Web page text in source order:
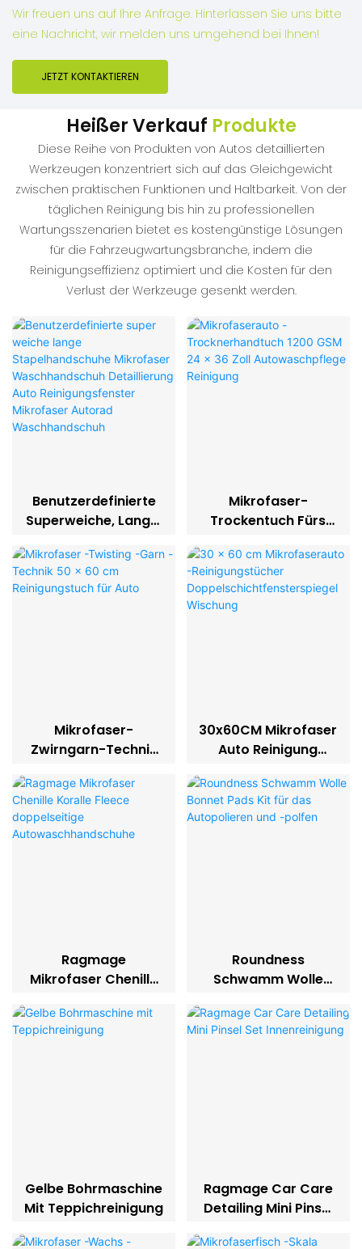
Wir freuen uns auf Ihre Anfrage. Hinterlassen Sie uns bitte
eine Nachricht, wir melden uns umgehend bei Ihnen!
JETZT KONTAKTIEREN
Heißer Verkauf Produkte
Diese Reihe von Produkten von Autos detaillierten
Werkzeugen konzentriert sich auf das Gleichgewicht
zwischen praktischen Funktionen und Haltbarkeit. Von der
täglichen Reinigung bis hin zu professionellen
Wartungsszenarien bietet es kostengünstige Lösungen
für die Fahrzeugwartungsbranche, indem die
Reinigungseffizienz optimiert und die Kosten für den
Verlust der Werkzeuge gesenkt werden.
Benutzerdefinierte
Superweiche, Lange,
Handschuhe,
Mikrofaser-
Waschhandschuh,
Mikrofaser-
Trockentuch Fürs
91 Cm,
Autowaschpflege,
Reinigung
Mikrofaser-
Zwirngarn-Technik
Reinigungstuch Für
Auto
30x60CM Mikrofaser
Auto Reinigung
Schicht Windows
Spiegel Abwischen
Ragmage
Mikrofaser Chenille
Doppelseitige
Autowaschhandsch
Roundness
Schwamm Wolle
Das Autopolieren
Und -polfen
Gelbe Bohrmaschine
Mit Teppichreinigung
Ragmage Car Care
Detailing Mini Pinsel